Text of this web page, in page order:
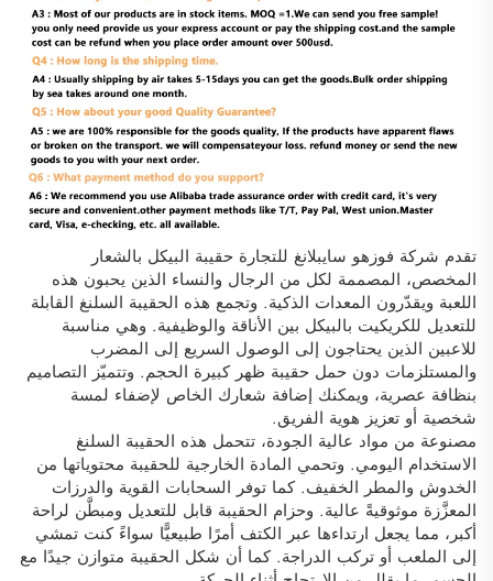
تقدم شركة فوزهو سايبلانغ للتجارة حقيبة البيكل بالشعار
المخصص، المصممة لكل من الرجال والنساء الذين يحبون هذه
اللعبة ويقدّرون المعدات الذكية. وتجمع هذه الحقيبة السلنغ القابلة
للتعديل للكريكيت بالبيكل بين الأناقة والوظيفية. وهي مناسبة
للاعبين الذين يحتاجون إلى الوصول السريع إلى المضرب
والمستلزمات دون حمل حقيبة ظهر كبيرة الحجم. وتتميّز التصاميم
بنظافة عصرية، ويمكنك إضافة شعارك الخاص لإضفاء لمسة
شخصية أو تعزيز هوية الفريق.
مصنوعة من مواد عالية الجودة، تتحمل هذه الحقيبة السلنغ
الاستخدام اليومي. وتحمي المادة الخارجية للحقيبة محتوياتها من
الخدوش والمطر الخفيف. كما توفر السحابات القوية والدرزات
المعزَّزة موثوقيةً عالية. وحزام الحقيبة قابل للتعديل ومبطَّن لراحة
أكبر، مما يجعل ارتداءها عبر الكتف أمرًا طبيعيًّا سواءً كنت تمشي
إلى الملعب أو تركب الدراجة. كما أن شكل الحقيبة متوازن جيدًا مع